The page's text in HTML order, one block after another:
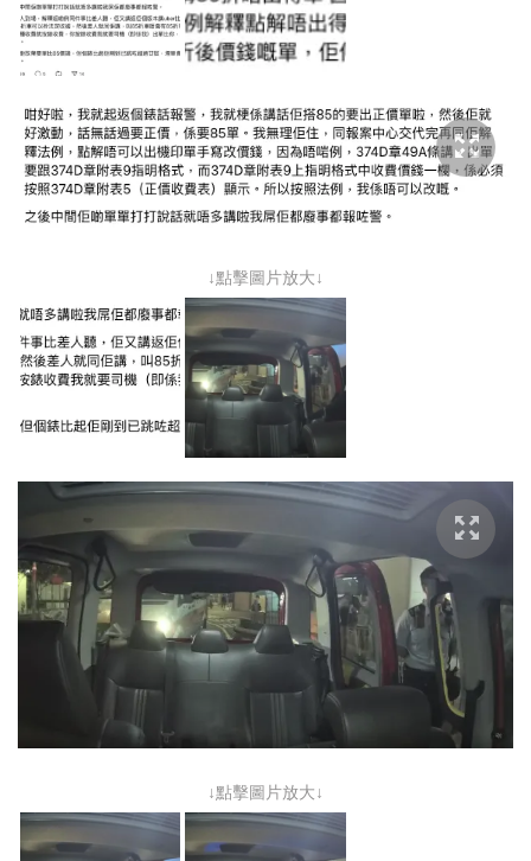
↓點擊圖片放大↓
↓點擊圖片放大↓